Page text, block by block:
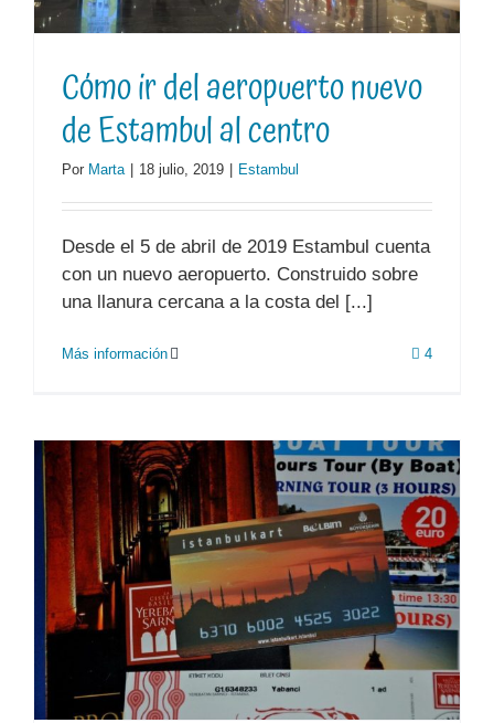
Cómo ir del aeropuerto nuevo
de Estambul al centro
Por Marta 18 julio, 2019 Estambul
Desde el 5 de abril de 2019 Estambul cuenta
con un nuevo aeropuerto. Construido sobre
una llanura cercana a la costa del [...]
Más información 4